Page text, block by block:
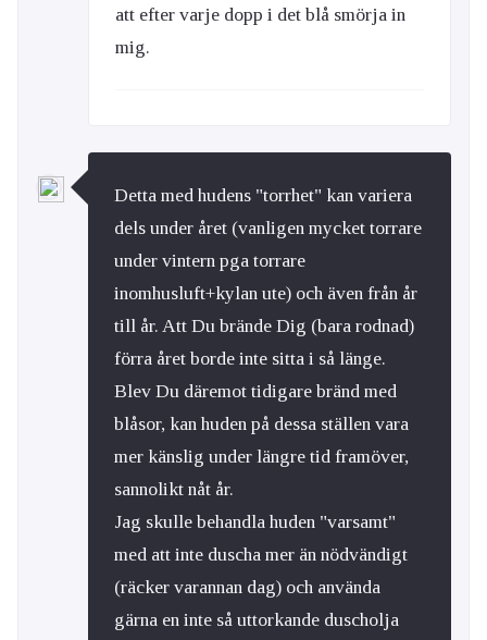
att efter varje dopp i det blå smörja in
mig.
Detta med hudens "torrhet" kan variera
dels under året (vanligen mycket torrare
under vintern pga torrare
inomhusluft+kylan ute) och även från år
till år. Att Du brände Dig (bara rodnad)
förra året borde inte sitta i så länge.
Blev Du däremot tidigare bränd med
blåsor, kan huden på dessa ställen vara
mer känslig under längre tid framöver,
sannolikt nåt år.
Jag skulle behandla huden "varsamt"
med att inte duscha mer än nödvändigt
(räcker varannan dag) och använda
gärna en inte så uttorkande duscholja